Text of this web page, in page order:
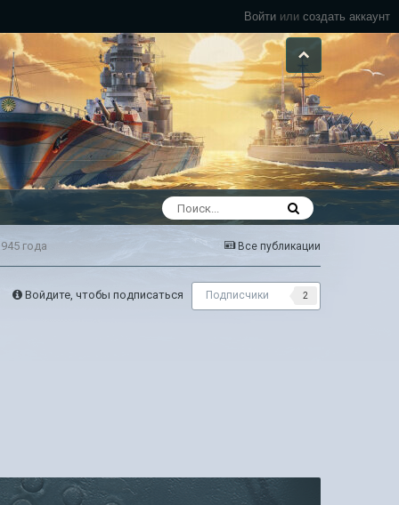
Войти или создать аккаунт
Все публикации
года
Войдите, чтобы подписаться Подписчики 2